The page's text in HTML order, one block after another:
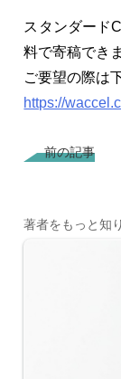
スタンダード
料で寄稿でき
ご要望の際は
https://
前の記事
著者をもっと知